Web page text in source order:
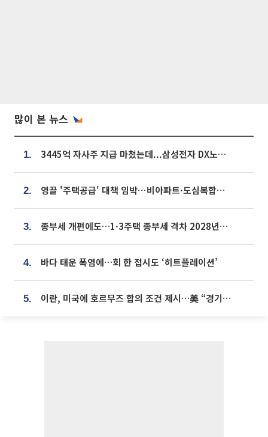
많이 본 뉴스
1. 3445억 자사주 지급 마쳤는데...삼성전자 DX노조, 뒤늦은 '떼쓰기 집회'
2. 영끌 '주택공급' 대책 임박⋯비아파트·도심복합까지 총동원
3. 종부세 개편에도…1·3주택 종부세 격차 2028년부터 확대
4. 바다 태운 폭염에…회 한 접시도 ‘히트플레이션’
5. 이란, 미국에 호르무즈 합의 조건 제시…美 “경기 아직 안 끝나” [종합]